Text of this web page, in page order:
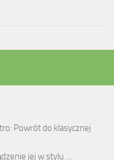
Powrót do klasycznej
jej w stylu …